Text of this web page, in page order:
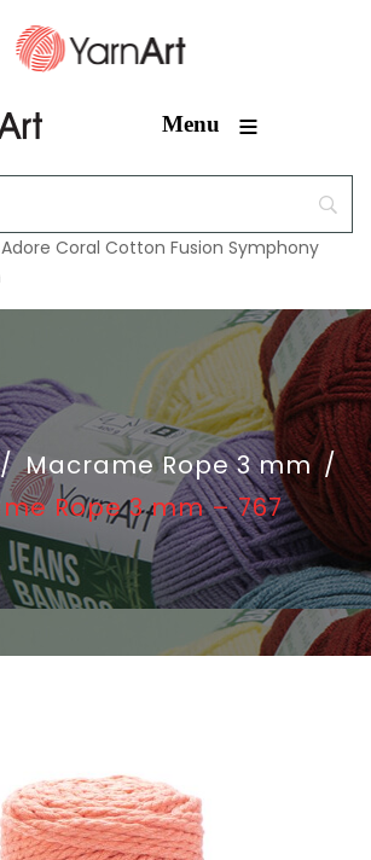
Menu ≡
Adore Coral Cotton Fusion Symphony
/ Macrame Rope 3 mm /
Rope 3 mm – 767